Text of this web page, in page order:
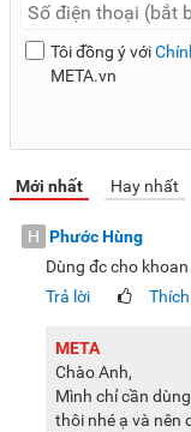
Tôi đồng ý với
META.vn
Mới nhất Hay nhất
H Phước Hùng
Dùng đc cho
Trả lời
Thích
META
Chào Anh,
Mình chỉ cần
thôi nhé ạ và nên